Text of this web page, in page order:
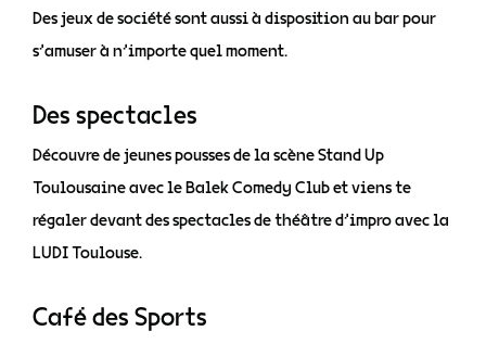
Des jeux de société sont aussi à disposition au bar pour
s’amuser à n’importe quel moment.
Des spectacles
Découvre de jeunes pousses de la scène Stand Up
Toulousaine avec le Balek Comedy Club et viens te
régaler devant des spectacles de théâtre d’impro avec la
LUDI Toulouse.
Café des Sports